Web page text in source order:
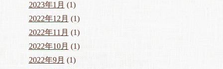
2023年1月 (1)
2022年12月 (1)
2022年11月 (1)
2022年10月 (1)
2022年9月 (1)